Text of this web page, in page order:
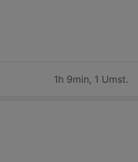
1h 9min, 1 Umst.